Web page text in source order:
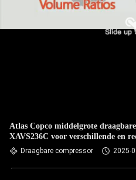
Atlas Copco middelgrote
XAVS236C voor verschillende en
gasvolumeverhoudingen
Draagbare compressor 2025-